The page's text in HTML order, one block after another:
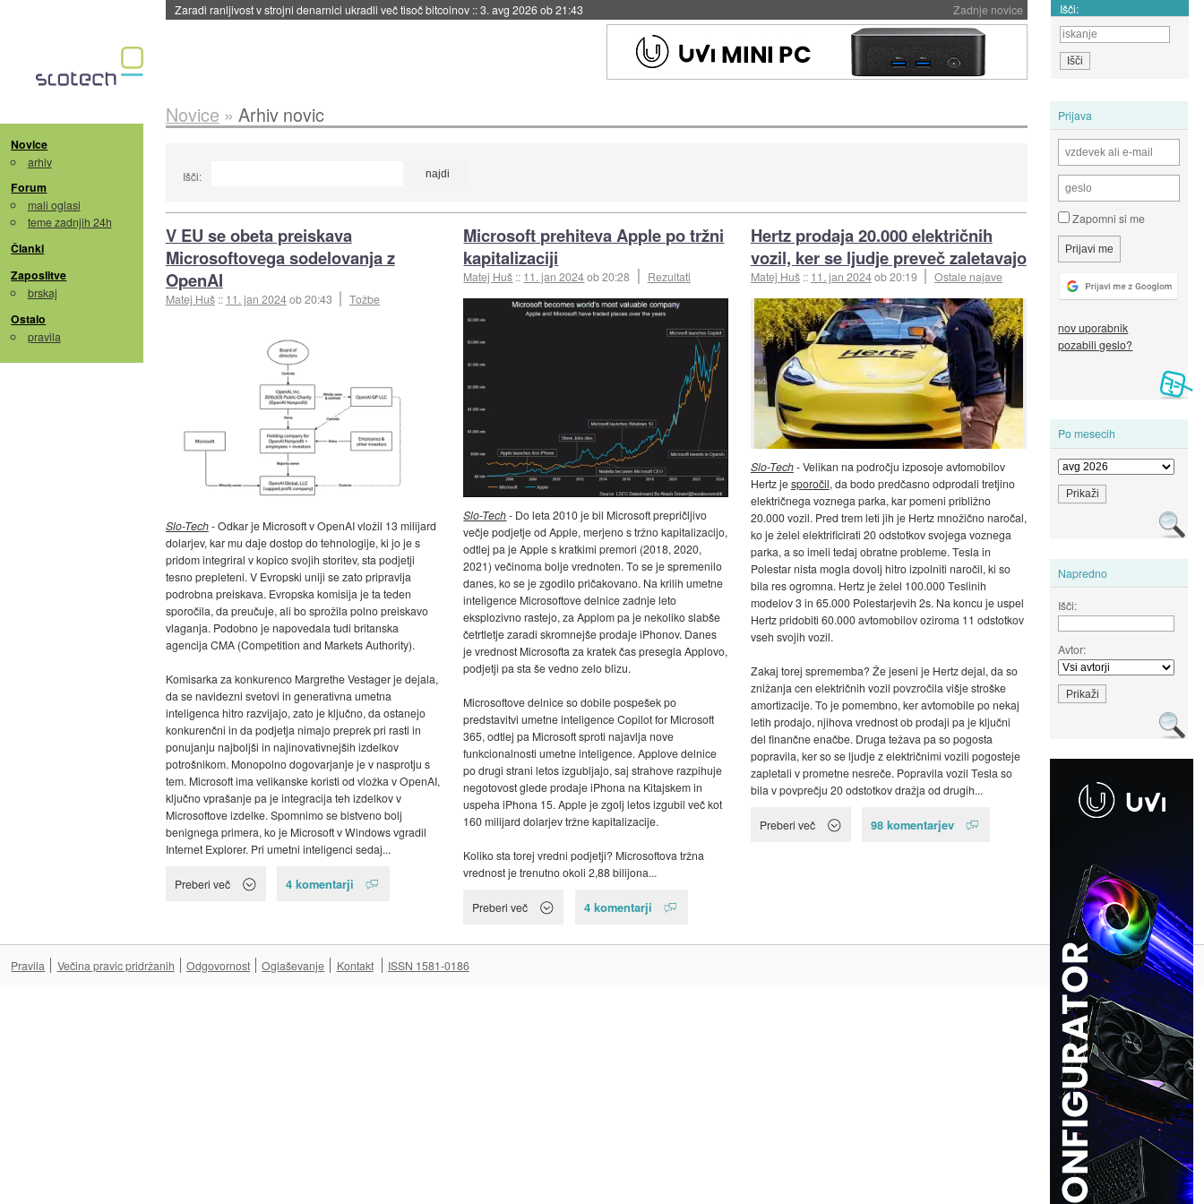
Zadnje novice
Zaradi ranljivost v strojni denarnici ukradli več tisoč bitcoinov ::3. avg 2026 ob 21:43 Išči:
Novice
arhiv
Forum
mali oglasi
teme zadnjih 24h
Članki
Zaposlitve
brskaj
Ostalo
pravila
Prijava
Zapomni si me
nov uporabnik
pozabili geslo?
Po mesecih
Napredno
Išči:
Avtor:
Novice » Arhiv novic
Išči:
V EU se obeta preiskava
Microsoftovega sodelovanja z
OpenAI
Matej Huš :: 11. jan 2024ob 20:43 Tožbe
Slo-Tech- Odkar je Microsoft v OpenAI vložil 13 milijard
dolarjev, kar mu daje dostop do tehnologije, ki jo je s
pridom integriral v kopico svojih storitev, sta podjetji
tesno prepleteni. V Evropski uniji se zato pripravlja
podrobna preiskava. Evropska komisija je ta teden
sporočila, da preučuje, ali bo sprožila polno preiskavo
vlaganja. Podobno je napovedala tudi britanska
agencija CMA (Competition and Markets Authority).
Komisarka za konkurenco Margrethe Vestager je dejala,
da se navidezni svetovi in generativna umetna
inteligenca hitro razvijajo, zato je ključno, da ostanejo
konkurenčni in da podjetja nimajo preprek pri rasti in
ponujanju najboljši in najinovativnejših izdelkov
potrošnikom. Monopolno dogovarjanje je v nasprotju s
tem. Microsoft ima velikanske koristi od vložka v OpenAI,
ključno vprašanje pa je integracija teh izdelkov v
Microsoftove izdelke. Spomnimo se bistveno bolj
benignega primera, ko je Microsoft v Windows vgradil
Internet Explorer. Pri umetni inteligenci sedaj...
Preberi več 4 komentarji
Microsoft prehiteva Apple po tržni
kapitalizaciji
Matej Huš :: 11. jan 2024ob 20:28 Rezultati
Slo-Tech- Do leta 2010 je bil Microsoft prepričljivo
večje podjetje od Apple, merjeno s tržno kapitalizacijo,
odtlej pa je Apple s kratkimi premori (2018, 2020,
2021) večinoma bolje vrednoten. To se je spremenilo
danes, ko se je zgodilo pričakovano. Na krilih umetne
inteligence Microsoftove delnice zadnje leto
eksplozivno rastejo, za Applom pa je nekoliko slabše
četrtletje zaradi skromnejše prodaje iPhonov. Danes
je vrednost Microsofta za kratek čas presegla Applovo,
podjetji pa sta še vedno zelo blizu.
Microsoftove delnice so dobile pospešek po
predstavitvi umetne inteligence Copilot for Microsoft
365, odtlej pa Microsoft sproti najavlja nove
funkcionalnosti umetne inteligence. Applove delnice
po drugi strani letos izgubljajo, saj strahove razpihuje
negotovost glede prodaje iPhona na Kitajskem in
uspeha iPhona 15. Apple je zgolj letos izgubil več kot
160 milijard dolarjev tržne kapitalizacije.
Koliko sta torej vredni podjetji? Microsoftova tržna
vrednost je trenutno okoli 2,88 bilijona...
Preberi več 4 komentarji
Hertz prodaja 20.000 električnih
vozil, ker se ljudje preveč zaletavajo
Matej Huš :: 11. jan 2024ob 20:19 Ostale najave
Slo-Tech- Velikan na področju izposoje avtomobilov
Hertz jesporočil, da bodo predčasno odprodali tretjino
električnega voznega parka, kar pomeni približno
20.000 vozil. Pred trem leti jih je Hertz množično naročal,
ko je želel elektrificirati 20 odstotkov svojega voznega
parka, a so imeli tedaj obratne probleme. Tesla in
Polestar nista mogla dovolj hitro izpolniti naročil, ki so
bila res ogromna. Hertz je želel 100.000 Teslinih
modelov 3 in 65.000 Polestarjevih 2s. Na koncu je uspel
Hertz pridobiti 60.000 avtomobilov oziroma 11 odstotkov
vseh svojih vozil.
Zakaj torej sprememba? Že jeseni je Hertz dejal, da so
znižanja cen električnih vozil povzročila višje stroške
amortizacije. To je pomembno, ker avtomobile po nekaj
letih prodajo, njihova vrednost ob prodaji pa je ključni
del finančne enačbe. Druga težava pa so pogosta
popravila, ker so se ljudje z električnimi vozili pogosteje
zapletali v prometne nesreče. Popravila vozil Tesla so
bila v povprečju 20 odstotkov dražja od drugih...
Preberi več 98 komentarjev
Na vrh ^
Pravila Večina pravic pridržanih Odgovornost Oglaševanje Kontakt ISSN 1581-0186